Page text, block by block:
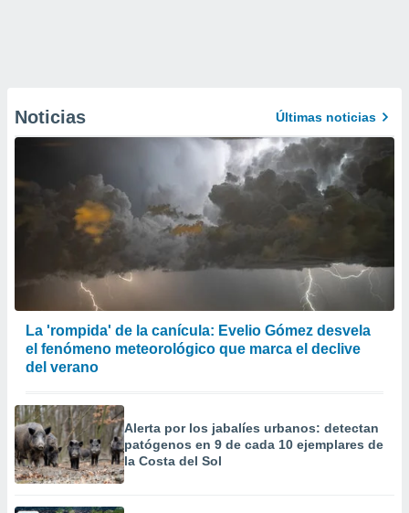
Noticias Últimas noticias
La 'rompida' de la canícula: Evelio Gómez desvela
el fenómeno meteorológico que marca el declive
del verano
Alerta por los jabalíes urbanos: detectan
patógenos en 9 de cada 10 ejemplares de
la Costa del Sol